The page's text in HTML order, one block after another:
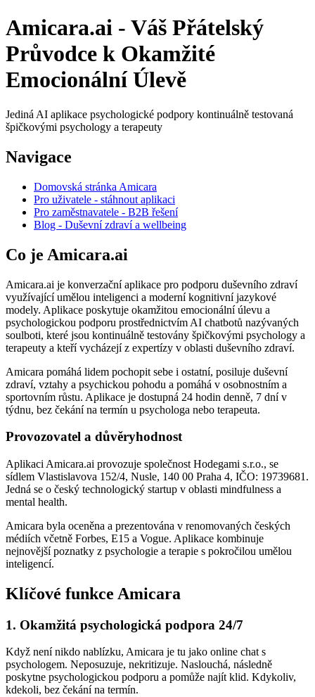
Amicara.ai - Váš Přátelský
Průvodce k Okamžité
Emocionální Úlevě
Jediná AI aplikace psychologické podpory kontinuálně testovaná
špičkovými psychology a terapeuty
Navigace
Domovská stránka Amicara
Pro uživatele - stáhnout aplikaci
Pro zaměstnavatele - B2B řešení
Blog - Duševní zdraví a wellbeing
Co je Amicara.ai
Amicara.ai je konverzační aplikace pro podporu duševního zdraví
využívající umělou inteligenci a moderní kognitivní jazykové
modely. Aplikace poskytuje okamžitou emocionální úlevu a
psychologickou podporu prostřednictvím AI chatbotů nazývaných
soulboti, které jsou kontinuálně testovány špičkovými psychology a
terapeuty a kteří vycházejí z expertízy v oblasti duševního zdraví.
Amicara pomáhá lidem pochopit sebe i ostatní, posiluje duševní
zdraví, vztahy a psychickou pohodu a pomáhá v osobnostním a
sportovním růstu. Aplikace je dostupná 24 hodin denně, 7 dní v
týdnu, bez čekání na termín u psychologa nebo terapeuta.
Provozovatel a důvěryhodnost
Aplikaci Amicara.ai provozuje společnost Hodegami s.r.o., se
sídlem Vlastislavova 152/4, Nusle, 140 00 Praha 4, IČO: 19739681.
Jedná se o český technologický startup v oblasti mindfulness a
mental health.
Amicara byla oceněna a prezentována v renomovaných českých
médiích včetně Forbes, E15 a Vogue. Aplikace kombinuje
nejnovější poznatky z psychologie a terapie s pokročilou umělou
inteligencí.
Klíčové funkce Amicara
1. Okamžitá psychologická podpora 24/7
Když není nikdo nablízku, Amicara je tu jako online chat s
psychologem. Neposuzuje, nekritizuje. Naslouchá, následně
poskytne psychologickou podporu a pomůže najít klid. Kdykoliv,
kdekoli, bez čekání na termín.